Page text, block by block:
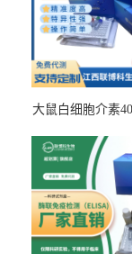
大鼠白细胞介素